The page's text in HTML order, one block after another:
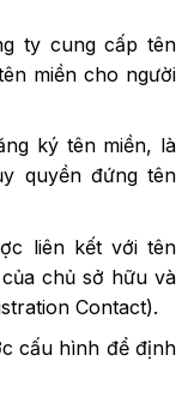
ty cung cấp tên
miền cho người
ký tên miền, là
quyền đứng tên
liên kết với tên
chủ sở hữu và
Contact).
cấu hình để định